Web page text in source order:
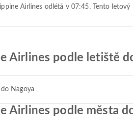
Airlines odlétá v 07:45. Tento
Airlines podle letiště
Nagoya
Airlines podle města